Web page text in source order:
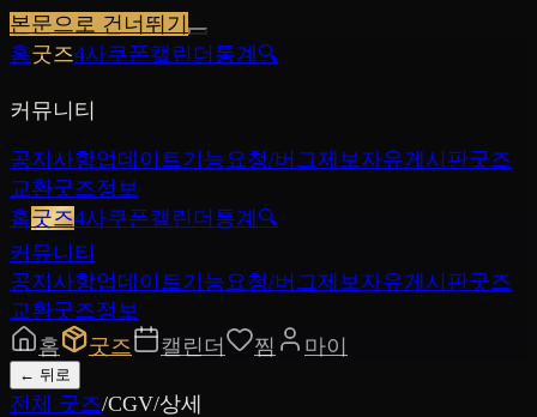
본문으로 건너뛰기
홈굿즈4사쿠폰캘린더 통계 🔍
커뮤니티
공지사항업데이트기능요청/버그제보자유게시판굿즈
교환굿즈정보
홈굿즈4사쿠폰캘린더 통계 🔍
커뮤니티
공지사항업데이트기능요청/버그제보자유게시판굿즈
교환굿즈정보
홈
굿즈 캘린더 찜 마이
← 뒤로
전체 굿즈/CGV/상세